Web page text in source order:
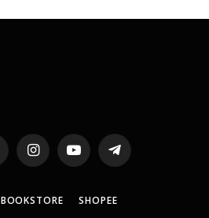
InstagramYouTubeTelegram
BOOKSTORE SHOPEE